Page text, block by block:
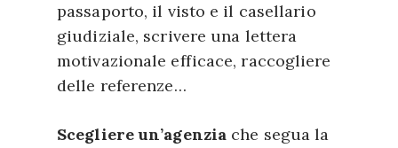
passaporto, il visto e il casellario
giudiziale, scrivere una lettera
motivazionale efficace, raccogliere
delle referenze…
Scegliere un’agenzia che segua la